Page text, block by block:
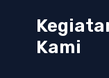
Kami